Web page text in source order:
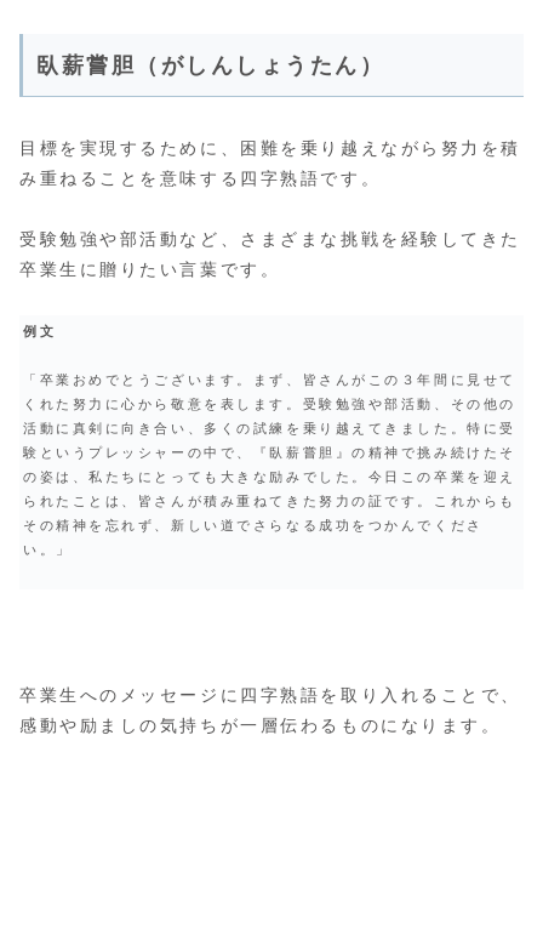
臥薪嘗胆（がしんしょうたん）
目標を実現するために、困難を乗り越えながら努力を積
み重ねることを意味する四字熟語です。
受験勉強や部活動など、さまざまな挑戦を経験してきた
卒業生に贈りたい言葉です。
例文
「卒業おめでとうございます。まず、皆さんがこの３年間に見せて
くれた努力に心から敬意を表します。受験勉強や部活動、その他の
活動に真剣に向き合い、多くの試練を乗り越えてきました。特に受
験というプレッシャーの中で、『臥薪嘗胆』の精神で挑み続けたそ
の姿は、私たちにとっても大きな励みでした。今日この卒業を迎え
られたことは、皆さんが積み重ねてきた努力の証です。これからも
その精神を忘れず、新しい道でさらなる成功をつかんでくださ
い。」
卒業生へのメッセージに四字熟語を取り入れることで、
感動や励ましの気持ちが一層伝わるものになります。